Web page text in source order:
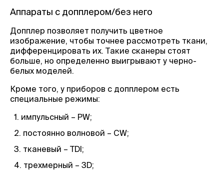
Аппараты с допплером/без него
Допплер позволяет получить цветное
изображение, чтобы точнее рассмотреть ткани,
дифференцировать их. Такие сканеры стоят
больше, но определенно выигрывают у черно-
белых моделей.
Кроме того, у приборов с допплером есть
специальные режимы:
импульсный – PW;
постоянно волновой – CW;
тканевый – TDI;
трехмерный – 3D;